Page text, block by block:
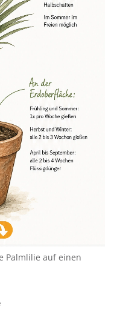
Palmlilie auf einen